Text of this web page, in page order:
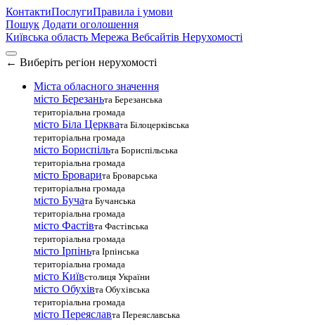
КонтактиПослугиПравила і умови
Пошук Додати оголошення
Київська область Мережа Вебсайтів Нерухомості
← Виберіть регіон нерухомості
Міста обласного значення
місто Березаньта Березанська
територіальна громада
місто Біла Церквата Білоцерківська
територіальна громада
місто Бориспільта Бориспільська
територіальна громада
місто Броварита Броварська
територіальна громада
місто Бучата Бучанська
територіальна громада
місто Фастівта Фастівська
територіальна громада
місто Ірпіньта Ірпінська
територіальна громада
місто Київстолиця України
місто Обухівта Обухівська
територіальна громада
місто Переяславта Переяславська